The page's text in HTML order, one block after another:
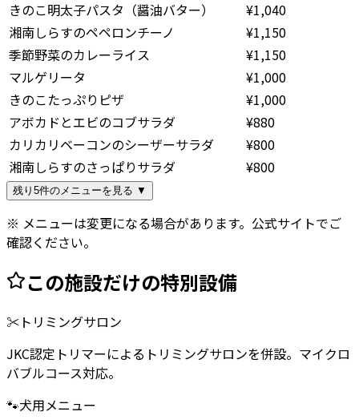
きのこ明太子パスタ（醤油バター）
¥1,040
湘南しらすのペペロンチーノ
¥1,150
季節野菜のカレーライス
¥1,150
マルゲリータ
¥1,000
きのこたっぷりピザ
¥1,000
アボカドとエビのコブサラダ
¥880
カリカリベーコンのシーザーサラダ
¥800
湘南しらすのさっぱりサラダ
¥800
残り5件のメニューを見る ▼
※ メニューは変更になる場合があります。公式サイトでご
確認ください。
この施設だけの特別設備
✂️ トリミングサロン
JKC認定トリマーによるトリミングサロンを併設。マイクロ
バブルコース対応。
🐾犬用メニュー